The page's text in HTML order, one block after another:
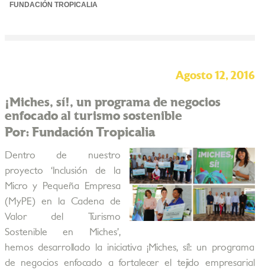
FUNDACIÓN TROPICALIA
Agosto 12, 2016
¡Miches, sí!, un programa de negocios
enfocado al turismo sostenible
Por: Fundación Tropicalia
Dentro de nuestro
proyecto ‘Inclusión de la
Micro y Pequeña Empresa
(MyPE) en la Cadena de
Valor del Turismo
Sostenible en Miches’,
hemos desarrollado la iniciativa ¡Miches, sí!: un programa
de negocios enfocado a fortalecer el tejido empresarial